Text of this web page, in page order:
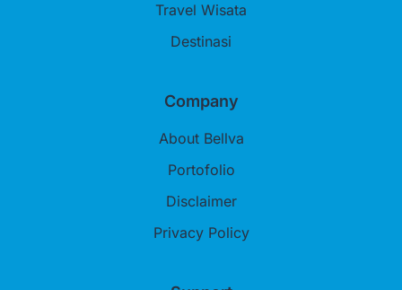
Travel Wisata
Destinasi
Company
About Bellva
Portofolio
Disclaimer
Privacy Policy